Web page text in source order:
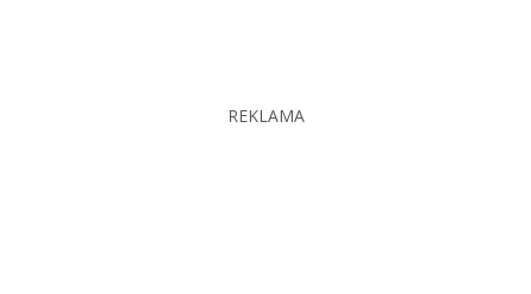
REKLAMA